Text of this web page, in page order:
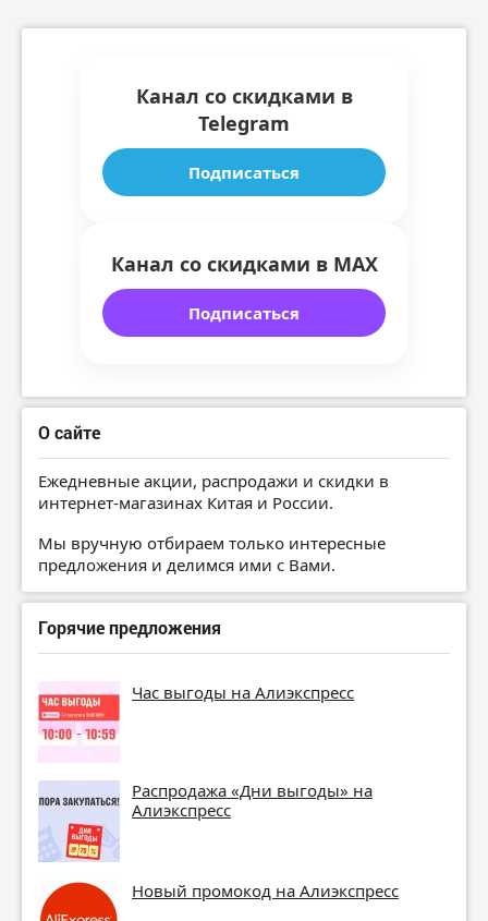
Канал со скидками в
Telegram
Подписаться
Канал со скидками в MAX
Подписаться
О сайте
Ежедневные акции, распродажи и скидки в
интернет-магазинах Китая и России.
Мы вручную отбираем только интересные
предложения и делимся ими с Вами.
Горячие предложения
Час выгоды на Алиэкспресс
Распродажа «Дни выгоды» на
Алиэкспресс
Новый промокод на Алиэкспресс